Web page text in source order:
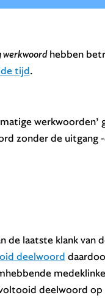
hebben
tijd.
zonder de uitgang
de laatste klank van
deelwoord
deelwoord op